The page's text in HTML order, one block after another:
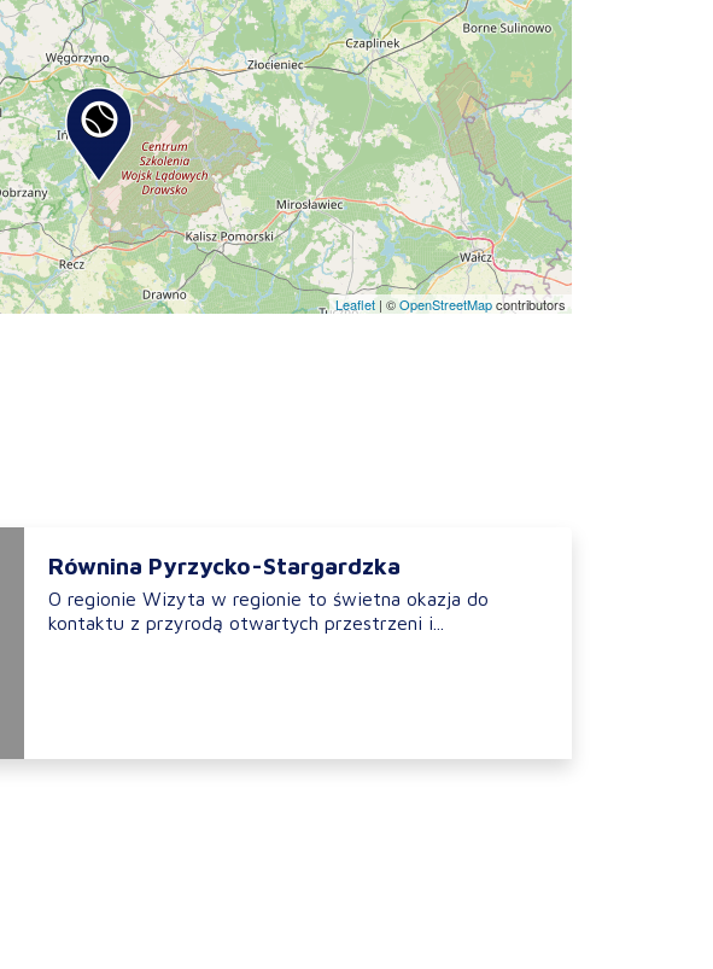
Leaflet | ©OpenStreetMapcontributors
Równina Pyrzycko-Stargardzka
O regionie Wizyta w regionie to świetna okazja do
kontaktu z przyrodą otwartych przestrzeni i...